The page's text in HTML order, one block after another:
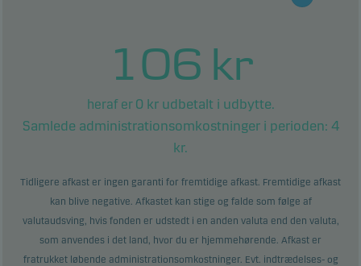
106 kr
heraf er 0 kr udbetalt i udbytte.
Samlede administrationsomkostninger i perioden: 4
kr.
Tidligere afkast er ingen garanti for fremtidige afkast. Fremtidige afkast
kan blive negative. Afkastet kan stige og falde som følge af
valutaudsving, hvis fonden er udstedt i en anden valuta end den valuta,
som anvendes i det land, hvor du er hjemmehørende. Afkast er
fratrukket løbende administrationsomkostninger. Evt. indtrædelses- og